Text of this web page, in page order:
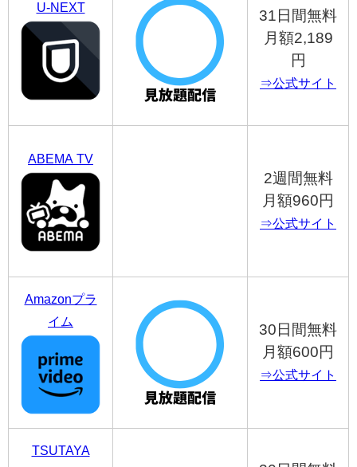
U-NEXT
31日間無料
月額2,189
円
⇒公式サイト
ABEMA TV
2週間無料
月額960円
⇒公式サイト
Amazonプラ
イム
30日間無料
月額600円
⇒公式サイト
TSUTAYA